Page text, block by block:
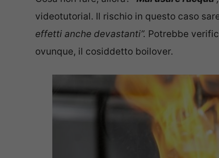
videotutorial. Il rischio in questo caso
effetti anche devastanti”. Potrebbe
ovunque, il cosiddetto boilover.